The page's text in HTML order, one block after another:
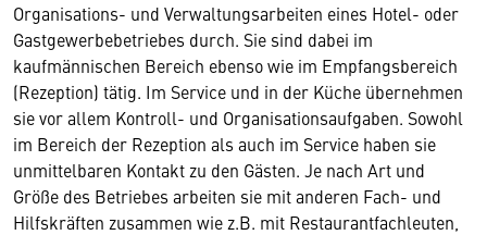
Organisations- und Verwaltungsarbeiten eines Hotel- oder
Gastgewerbebetriebes durch. Sie sind dabei im
kaufmännischen Bereich ebenso wie im Empfangsbereich
(Rezeption) tätig. Im Service und in der Küche übernehmen
sie vor allem Kontroll- und Organisationsaufgaben. Sowohl
im Bereich der Rezeption als auch im Service haben sie
unmittelbaren Kontakt zu den Gästen. Je nach Art und
Größe des Betriebes arbeiten sie mit anderen Fach- und
Hilfskräften zusammen wie z.B. mit Restaurantfachleuten,